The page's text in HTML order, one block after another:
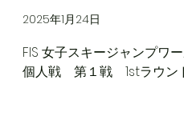
2025年1月24日
FIS 女子スキージャンプワ
個人戦　第１戦　1stラウン